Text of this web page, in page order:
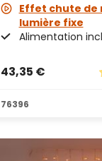
Effet chute de
lumière fixe
Alimentation
43,35 €
76396